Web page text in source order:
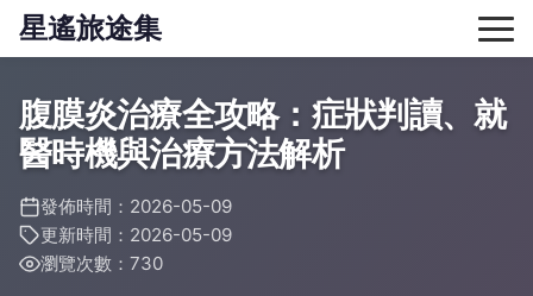
星遙旅途集
腹膜炎治療全攻略：症狀判讀、就
醫時機與治療方法解析
發佈時間：2026-05-09
更新時間：2026-05-09
瀏覽次數：730